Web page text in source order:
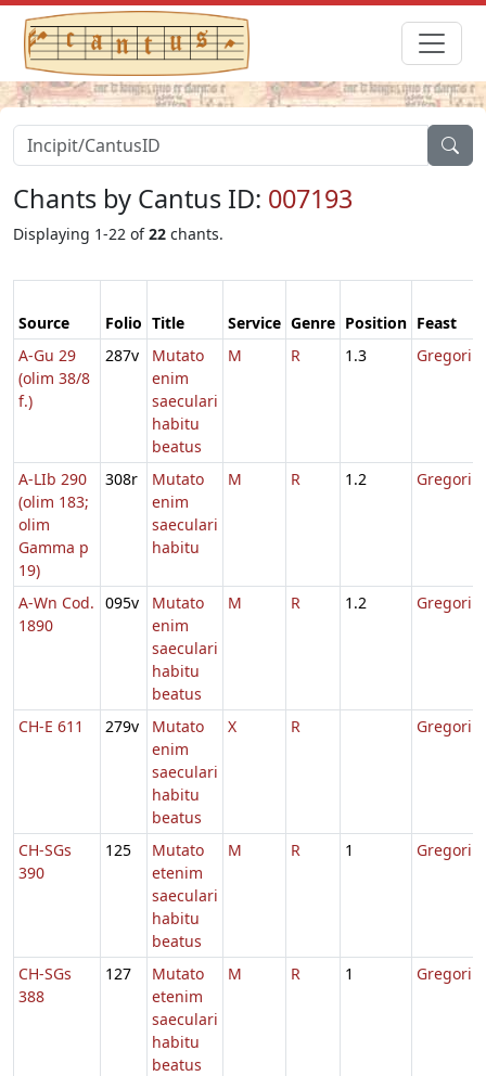
Chants by Cantus ID: 007193
Displaying 1-22 of22 chants.
Source Folio Title Service Genre Position Feast
A-Gu 29
(olim 38/8
f.)
287v
Mutato
enim
saeculari
habitu
beatus
M R 1.3 Gregorii
A-LIb 290
(olim 183;
olim
Gamma p
19)
308r
Mutato
enim
saeculari
habitu
M R 1.2 Gregorii
A-Wn Cod.
1890
095v
Mutato
enim
saeculari
habitu
beatus
M R 1.2 Gregorii
CH-E 611 279v
Mutato
enim
saeculari
habitu
beatus
X R Gregorii
CH-SGs
390
125
Mutato
etenim
saeculari
habitu
beatus
M R 1 Gregorii
CH-SGs
388
127
Mutato
etenim
saeculari
habitu
beatus
M R 1 Gregorii